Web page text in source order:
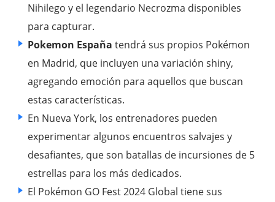
Nihilego y el legendario Necrozma disponibles
para capturar.
Pokemon España tendrá sus propios Pokémon
en Madrid, que incluyen una variación shiny,
agregando emoción para aquellos que buscan
estas características.
En Nueva York, los entrenadores pueden
experimentar algunos encuentros salvajes y
desafiantes, que son batallas de incursiones de 5
estrellas para los más dedicados.
El Pokémon GO Fest 2024 Global tiene sus